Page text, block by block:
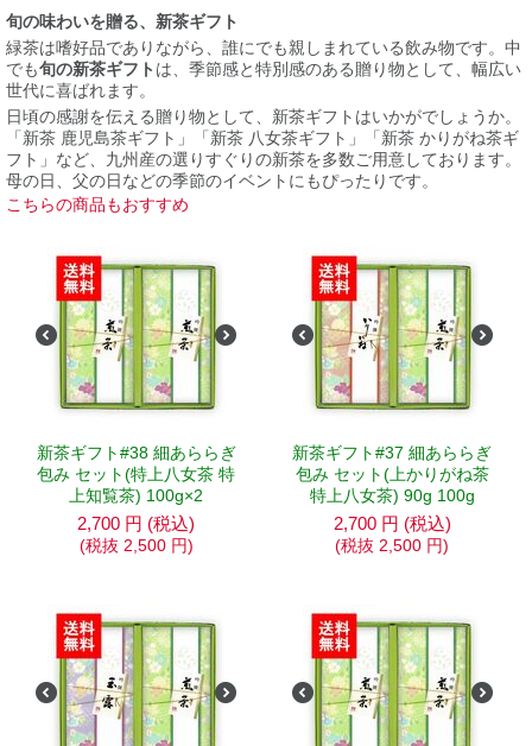
旬の味わいを贈る、新茶ギフト
緑茶は嗜好品でありながら、誰にでも親しまれている飲み物です。中
でも旬の新茶ギフト は、季節感と特別感のある贈り物として、幅広い
世代に喜ばれます。
日頃の感謝を伝える贈り物として、新茶ギフトはいかがでしょうか。
「新茶 鹿児島茶ギフト」「新茶 八女茶ギフト」「新茶 かりがね茶ギ
フト」など、九州産の選りすぐりの新茶を多数ご用意しております。
母の日、父の日などの季節のイベントにもぴったりです。
こちらの商品もおすすめ
新茶ギフト#38 細あららぎ
包み セット(特上八女茶 特
上知覧茶) 100g×2
2,700 円 (税込)
(税抜 2,500 円)
新茶ギフト#37 細あららぎ
包み セット(上かりがね茶
特上八女茶) 90g 100g
2,700 円 (税込)
(税抜 2,500 円)